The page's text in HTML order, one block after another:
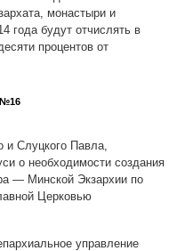
монастыри и
года будут отчислять в
процентов от
и Слуцкого Павла,
о необходимости создания
— Минской Экзархии по
Церковью
управление